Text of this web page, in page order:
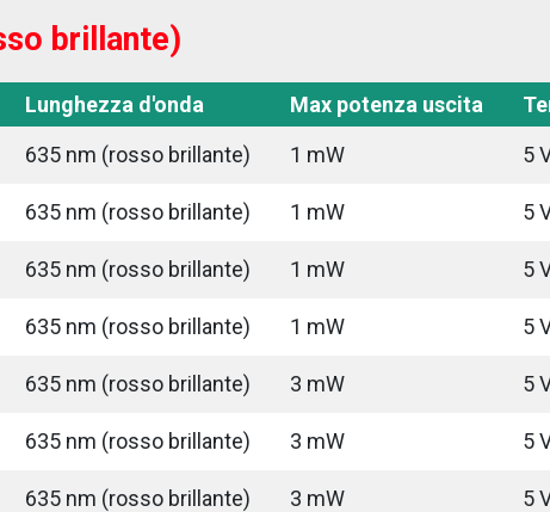
brillante)
Lunghezza d'onda Max potenza uscita
635 nm (rosso brillante) 1 mW 5
635 nm (rosso brillante) 1 mW 5
635 nm (rosso brillante) 1 mW 5
635 nm (rosso brillante) 1 mW 5
635 nm (rosso brillante) 3 mW 5
635 nm (rosso brillante) 3 mW 5
635 nm (rosso brillante) 3 mW 5